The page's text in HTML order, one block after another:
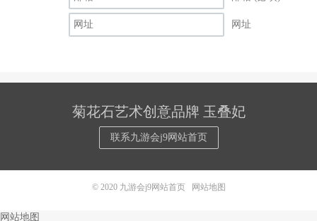
网址
菊花石艺术创意品牌 玉叠妃
联系九游会j9网站首页
© 2020 九游会j9网站首页 网站地图
网站地图